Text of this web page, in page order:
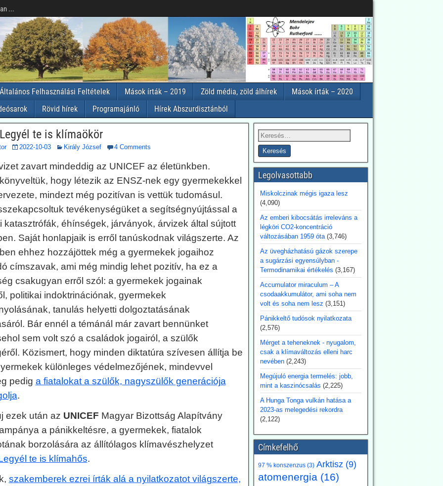
...
Felhasználási Feltételek Mások írták – 2019 Zöld média, zöld álhírek
Mások írták – 2020
Rövid hírek Programajánló Hírek Abszurdisztánból
te is klímaökör
2022-10-03 Király József 4 Comments
zavart mindeddig az UNICEF az életünkben.
hogy létezik az ENSZ-nek egy gyermekekkel
mindezt még pozitívan is vettük tudomásul.
tevékenységüket a segítségnyújtással a
katasztrófák, éhínségek, járványok, árvizek által sújtott
Saját honlapjaik is erről tanúskodnak világszerte. Az
ehhez hozzájöttek még a gyermekek jogaihoz
címszavak, ami még mindig lehet pozitív, ha ez a
csakugyan erről szól: a gyermekek jogainak
politikai indoktrinációnak, gyermekek
tanulás helyetti dolgoztatásának
Bár ennél a témánál már zavart bennünket
sem volt szó a családok jogairól, a szülők
Közismert, hogy minden diktatúra szívesen állítja be
különleges védelmezőjének, mindevvel
pedig a fiatalokat a szülők, nagyszülők generációja
.
ezek után az UNICEF Magyar Bizottság Alapítvány
a pánikkeltésre, a gyermekek, fiatalok
borzolására az állítólagos klímavészhelyzet
te is klímahős.
szakemberek ezrei írták alá a nyilatkozatot világszerte,
Legolvasottabb
Miskolczinak mégis igaza lesz
(4,090)
Az emberi kibocsátás irreleváns a
légköri CO2-koncentráció
változásában 1959 óta (3,746)
Az üvegházhatású gázok szerepe
a sugárzási egyensúlyban -
Termodinamikai értékelés (3,167)
Accumulator miraculum – A
csodaakkumulátor, ami soha nem
volt és soha nem lesz (3,151)
Pánikkeltő tudósok nyilatkozata
(2,576)
Mérget a teheneknek - nyugalom,
csak a klímaváltozás elleni harc
nevében (2,243)
Megújuló energia termelés: jobb,
mint a kaszinócsalás (2,225)
A Hunga Tonga vulkán hatása a
2023-as melegedési rekordra
(2,122)
Címkefelhő
97 % konszenzus(3) Arktisz(9)
atomenergia(16)